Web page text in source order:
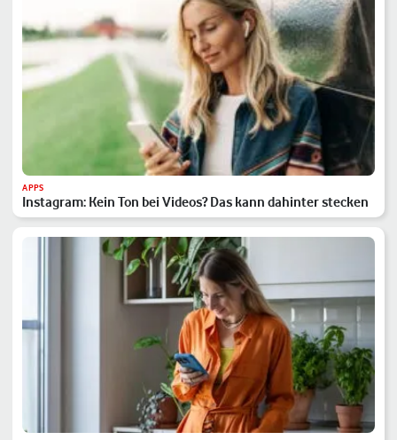
APPS
Instagram: Kein Ton bei Videos? Das kann dahinter stecken